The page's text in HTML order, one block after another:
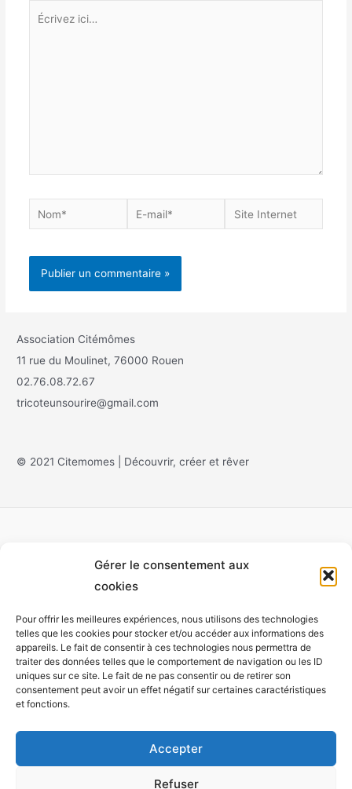
Gérer le consentement aux
cookies
Pour offrir les meilleures expériences, nous utilisons des technologies
telles que les cookies pour stocker et/ou accéder aux informations des
appareils. Le fait de consentir à ces technologies nous permettra de
traiter des données telles que le comportement de navigation ou les ID
uniques sur ce site. Le fait de ne pas consentir ou de retirer son
consentement peut avoir un effet négatif sur certaines caractéristiques
et fonctions.
Accepter
Refuser
Association Citémômes
11 rue du Moulinet, 76000 Rouen
02.76.08.72.67
tricoteunsourire@gmail.com
© 2021 Citemomes | Découvrir, créer et rêver
Monet
Installations
Expositions
Participer